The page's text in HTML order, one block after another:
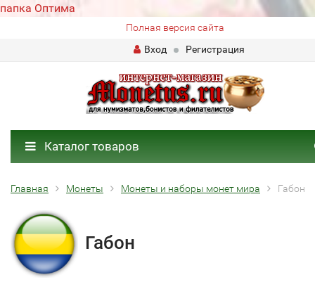
папка Оптима
Полная версия сайта
Вход
Регистрация
Каталог товаров
Главная Монеты Монеты и наборы монет мира Габон
Габон